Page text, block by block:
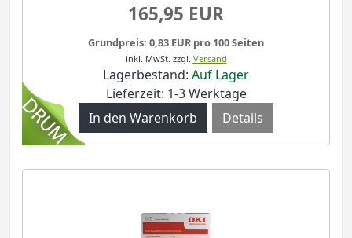
165,95 EUR
Grundpreis: 0,83 EUR pro 100 Seiten
inkl. MwSt. zzgl. Versand
Lagerbestand: Auf Lager
Lieferzeit: 1-3 Werktage
Details